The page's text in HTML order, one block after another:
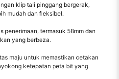
klip tali pinggang bergerak,
mudah dan fleksibel.
penerimaan, termasuk 58mm dan
yang berbeza.
maju untuk memastikan cetakan
ketepatan peta bit yang